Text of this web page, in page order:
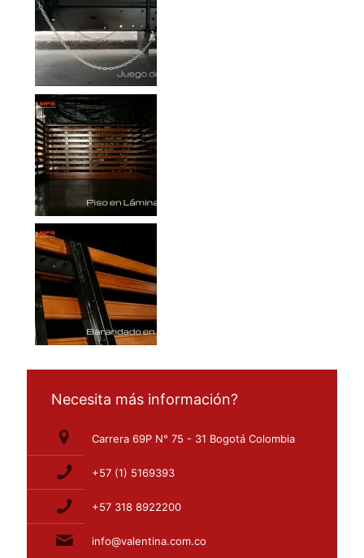
Necesita más información?
Carrera 69P N° 75 - 31 Bogotá Colombia
+57 (1) 5169393
+57 318 8922200
info@valentina.com.co